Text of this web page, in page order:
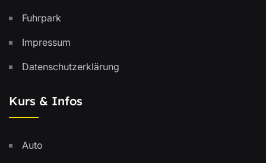
Fuhrpark
Impressum
Datenschutzerklärung
Kurs & Infos
Auto